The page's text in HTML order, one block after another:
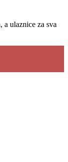
a ulaznice za sva